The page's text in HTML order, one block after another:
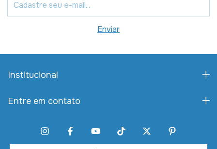
Institucional
Entre em contato